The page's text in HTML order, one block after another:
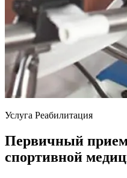
Услуга Реабилитация
Первичный
спортивной